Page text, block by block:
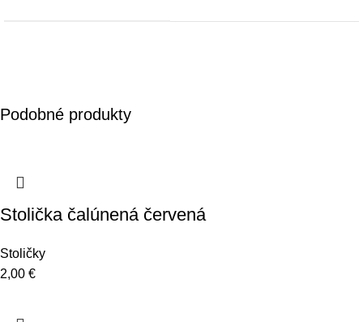
Podobné produkty
Stolička čalúnená červená
Stoličky
2,00 €